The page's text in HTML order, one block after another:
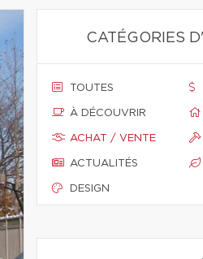
CATÉGORIES
TOUTES
À DÉCOUVRIR
ACHAT / VENTE
ACTUALITÉS
DESIGN